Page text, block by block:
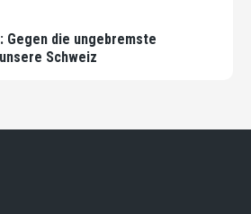
Gegen die ungebremste
Schweiz